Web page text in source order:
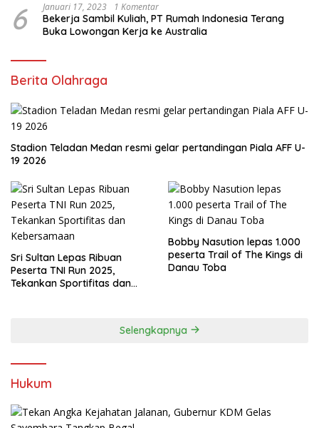
6 Januari 17, 2023 1 Komentar
Bekerja Sambil Kuliah, PT Rumah Indonesia Terang
Buka Lowongan Kerja ke Australia
Berita Olahraga
Stadion Teladan Medan resmi gelar pertandingan Piala AFF U-
19 2026
Sri Sultan Lepas Ribuan
Peserta TNI Run 2025,
Tekankan Sportifitas dan
Bobby Nasution lepas 1.000
peserta Trail of The Kings di
Danau Toba
Selengkapnya
Hukum